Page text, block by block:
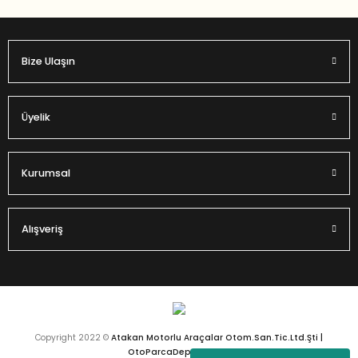
Gönder
Bize Ulaşın
Üyelik
Kurumsal
Alışveriş
Copyright 2022 © Atakan Motorlu Araçalar Otom.San.Tic.Ltd.Şti |
OtoParcaDeposu.com